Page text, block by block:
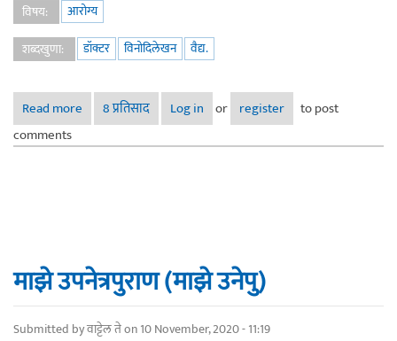
विषय:
आरोग्य
शब्दखुणा:
डॉक्टर विनोदिलेखन वैद्य.
Read more about मी आणि माझे डॉक्टर!--१
8 प्रतिसाद Log in or register
to post
comments
माझे उपनेत्रपुराण (माझे उनेपु)
Submitted byवाट्टेल तेon 10 November, 2020 - 11:19